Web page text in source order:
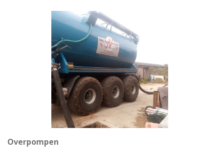
Overpompen